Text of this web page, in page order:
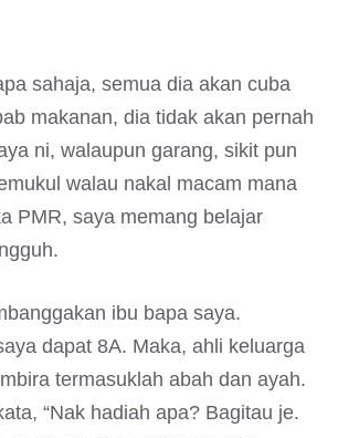
sahaja, semua dia akan cuba
makanan, dia tidak akan pernah
ni, walaupun garang, sikit pun
walau nakal macam mana
PMR, saya memang belajar
ibu bapa saya.
dapat 8A. Maka, ahli keluarga
termasuklah abah dan ayah.
“Nak hadiah apa? Bagitau je.